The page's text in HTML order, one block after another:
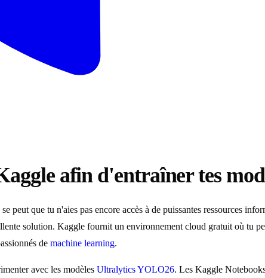
afin d'entraîner tes
peut que tu n'aies pas encore accès à de puissantes ressources
solution. Kaggle fournit un environnement cloud gratuit où tu
de machine learning.
avec les modèles Ultralytics YOLO26. Les Kaggle